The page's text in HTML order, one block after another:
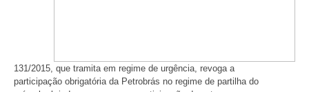
131/2015, que tramita em regime de urgência, revoga a
participação obrigatória da Petrobrás no regime de partilha do